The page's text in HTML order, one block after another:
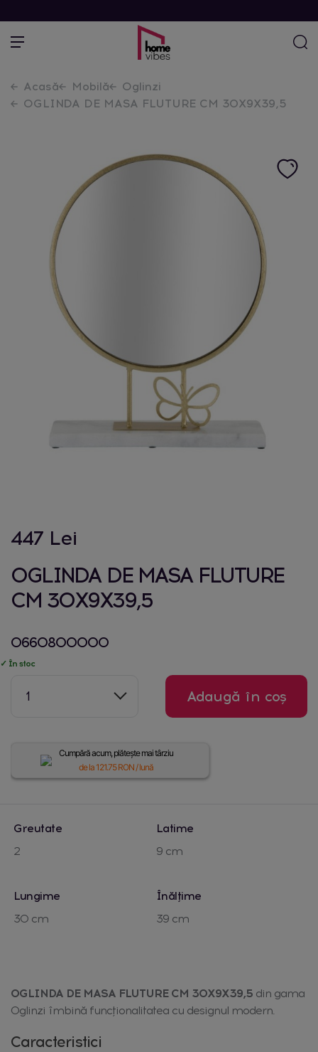
Acasă Mobilă
Oglinzi
OGLINDA DE MASA FLUTURE CM 30X9X39,5
447 Lei
OGLINDA DE MASA FLUTURE
CM 30X9X39,5
0660800000
✓ În stoc
1 Adaugă în coș
Cumpără acum, plătește mai târziu
de la121.75RON / lună
Greutate
2
Latime
9 cm
Lungime
30 cm
Înălțime
39 cm
OGLINDA DE MASA FLUTURE CM 30X9X39,5 din gama
Oglinzi îmbină funcționalitatea cu designul modern.
Caracteristici